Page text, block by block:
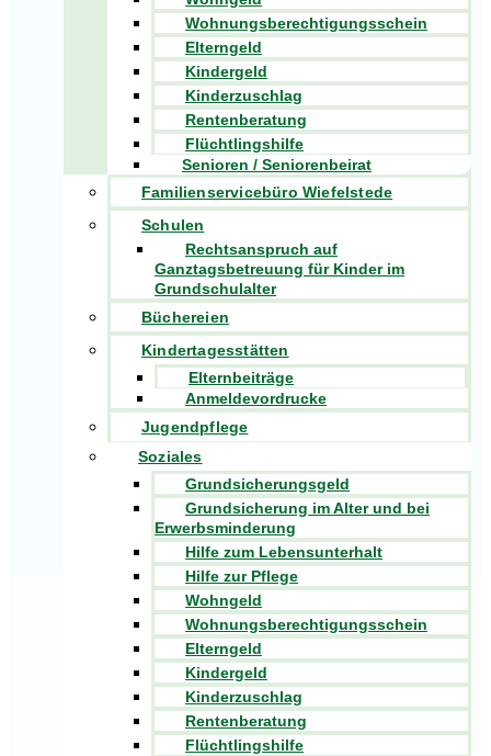
Wohnungsberechtigungsschein
Elterngeld
Kindergeld
Kinderzuschlag
Rentenberatung
Flüchtlingshilfe
Senioren / Seniorenbeirat
Familienservicebüro Wiefelstede
Schulen
Rechtsanspruch auf
Ganztagsbetreuung für Kinder im
Grundschulalter
Büchereien
Kindertagesstätten
Elternbeiträge
Anmeldevordrucke
Jugendpflege
Soziales
Grundsicherungsgeld
Grundsicherung im Alter und bei
Erwerbsminderung
Hilfe zum Lebensunterhalt
Hilfe zur Pflege
Wohngeld
Wohnungsberechtigungsschein
Elterngeld
Kindergeld
Kinderzuschlag
Rentenberatung
Flüchtlingshilfe